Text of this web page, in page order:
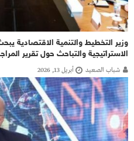
وزير التخطيط والتنمية الاقتصادية
الاستراتيجية والتباحث حول تقرير
شباب الصعيد أبريل 13, 2026